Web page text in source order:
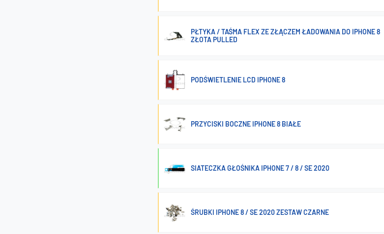
PŁTYKA / TAŚMA FLEX ZE ZŁĄCZEM ŁADOWANIA DO IPHONE 8
ZŁOTA PULLED
PODŚWIETLENIE LCD IPHONE 8
PRZYCISKI BOCZNE IPHONE 8 BIAŁE
SIATECZKA GŁOŚNIKA IPHONE 7 / 8 / SE 2020
ŚRUBKI IPHONE 8 / SE 2020 ZESTAW CZARNE